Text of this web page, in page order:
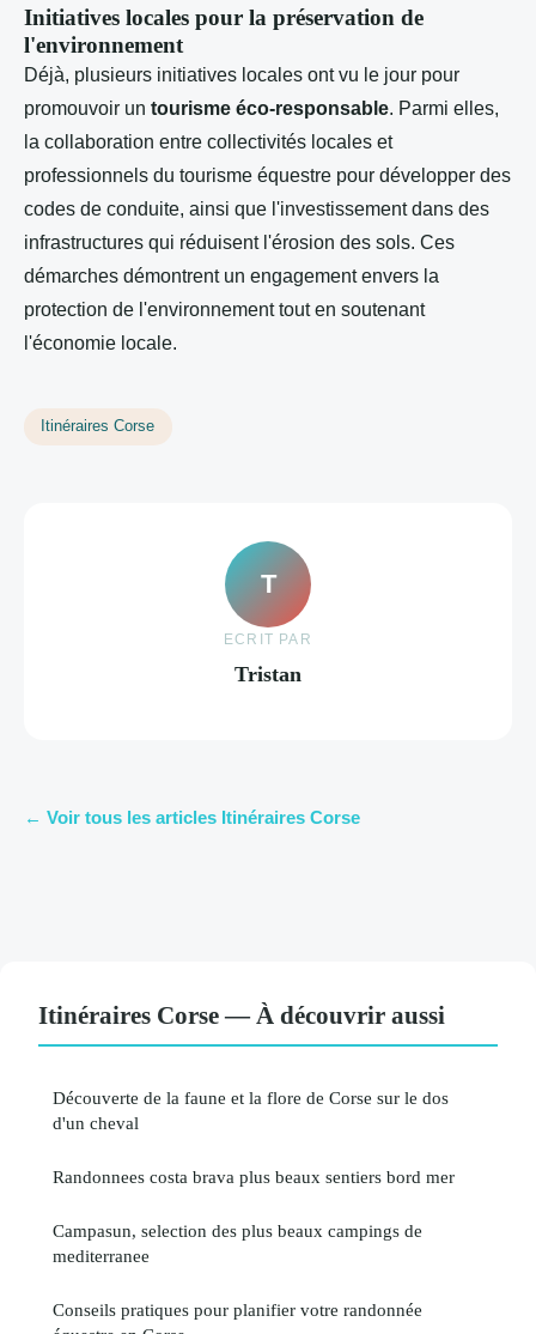
Initiatives locales pour la préservation de
l'environnement
Déjà, plusieurs initiatives locales ont vu le jour pour
promouvoir un tourisme éco-responsable. Parmi elles,
la collaboration entre collectivités locales et
professionnels du tourisme équestre pour développer des
codes de conduite, ainsi que l'investissement dans des
infrastructures qui réduisent l'érosion des sols. Ces
démarches démontrent un engagement envers la
protection de l'environnement tout en soutenant
l'économie locale.
Itinéraires Corse
T
ECRIT PAR
Tristan
← Voir tous les articles Itinéraires Corse
Itinéraires Corse — À découvrir aussi
Découverte de la faune et la flore de Corse sur le dos
d'un cheval
Randonnees costa brava plus beaux sentiers bord mer
Campasun, selection des plus beaux campings de
mediterranee
Conseils pratiques pour planifier votre randonnée